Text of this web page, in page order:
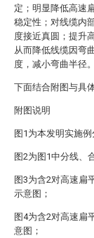
定；明显降低高速
稳定性；对线缆内
度接近真圆；提升
从而降低线缆因弯
度，减小弯曲半径。
下面结合附图与具
附图说明
图1为本发明实施
图2为图1中分线、
图3为含2对高速扁
示意图；
图4为含2对高速扁
意图；